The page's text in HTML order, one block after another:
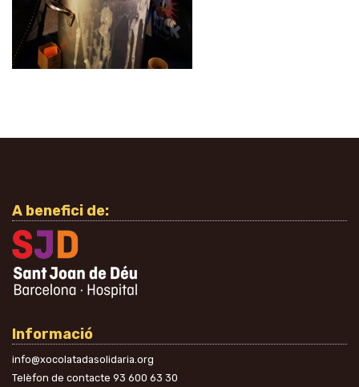
A benefici de:
Informació
info@xocolatadasolidaria.org
Telèfon de contacte 93 600 63 30